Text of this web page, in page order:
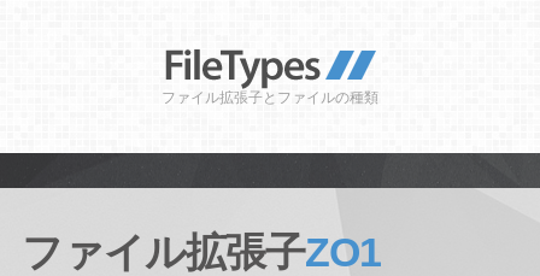
ファイル拡張子とファイルの種類
ファイル拡張子ZO1